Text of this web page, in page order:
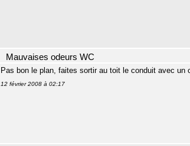
Mauvaises odeurs WC
Pas bon le plan, faites sortir au toit le conduit avec un
12 février 2008 à 02:17